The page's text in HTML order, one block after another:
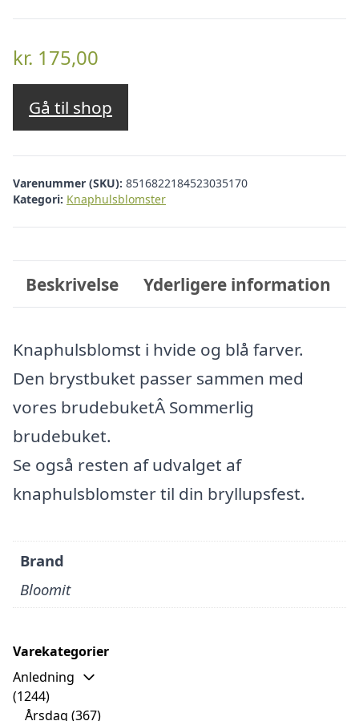
kr. 175,00
Gå til shop
Varenummer (SKU): 8516822184523035170
Kategori: Knaphulsblomster
Beskrivelse Yderligere information
Knaphulsblomst i hvide og blå farver.
Den brystbuket passer sammen med
vores brudebuketÂ Sommerlig
brudebuket.
Se også resten af udvalget af
knaphulsblomster til din bryllupsfest.
Brand
Bloomit
Varekategorier
Anledning
(1244)
Årsdag (367)